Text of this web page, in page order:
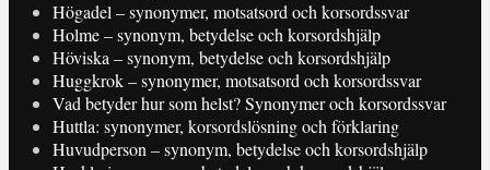
Högadel – synonymer, motsatsord och korsordssvar
Holme – synonym, betydelse och korsordshjälp
Höviska – synonym, betydelse och korsordshjälp
Huggkrok – synonymer, motsatsord och korsordssvar
Vad betyder hur som helst? Synonymer och korsordssvar
Huttla: synonymer, korsordslösning och förklaring
Huvudperson – synonym, betydelse och korsordshjälp